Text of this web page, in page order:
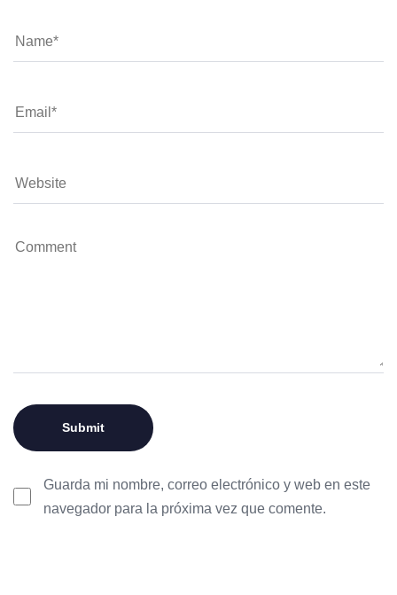
Guarda mi nombre, correo electrónico y web en este
navegador para la próxima vez que comente.